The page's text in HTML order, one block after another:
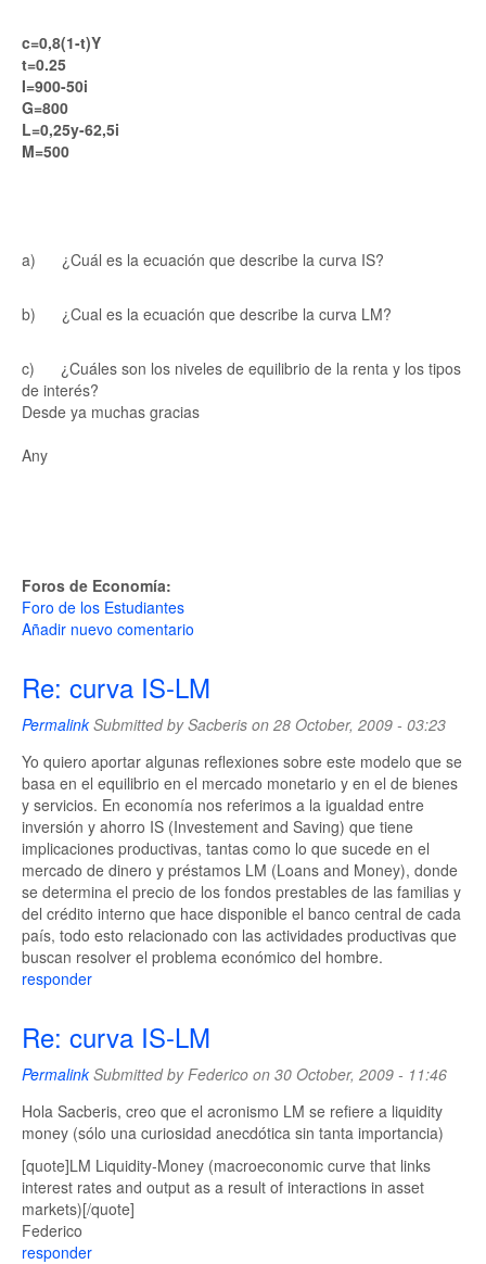
c=0,8(1-t)Y
t=0.25
I=900-50i
G=800
L=0,25y-62,5i
M=500
a) ¿Cuál es la ecuación que describe la curva IS?
b) ¿Cual es la ecuación que describe la curva LM?
c) ¿Cuáles son los niveles de equilibrio de la renta y los tipos
de interés?
Desde ya muchas gracias
Any
Foros de Economía:
Foro de los Estudiantes
Añadir nuevo comentario
Re: curva IS-LM
PermalinkSubmitted bySacberis on 28 October, 2009 - 03:23
Yo quiero aportar algunas reflexiones sobre este modelo que se
basa en el equilibrio en el mercado monetario y en el de bienes
y servicios. En economía nos referimos a la igualdad entre
inversión y ahorro IS (Investement and Saving) que tiene
implicaciones productivas, tantas como lo que sucede en el
mercado de dinero y préstamos LM (Loans and Money), donde
se determina el precio de los fondos prestables de las familias y
del crédito interno que hace disponible el banco central de cada
país, todo esto relacionado con las actividades productivas que
buscan resolver el problema económico del hombre.
responder
Re: curva IS-LM
PermalinkSubmitted byFederico on 30 October, 2009 - 11:46
Hola Sacberis, creo que el acronismo LM se refiere a liquidity
money (sólo una curiosidad anecdótica sin tanta importancia)
[quote]LM Liquidity-Money (macroeconomic curve that links
interest rates and output as a result of interactions in asset
markets)[/quote]
Federico
responder